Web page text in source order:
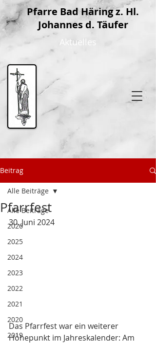
Pfarre Bad Häring z. Hl.
Johannes d. Täufer
Aktuelles
Beitrag
Alle Beiträge
2026
2025
2024
2023
2022
2021
2020
2019
Alle Beiträge
Pfarrfest
30. Juni 2024
Das Pfarrfest war ein weiterer
Höhepunkt im Jahreskalender: Am